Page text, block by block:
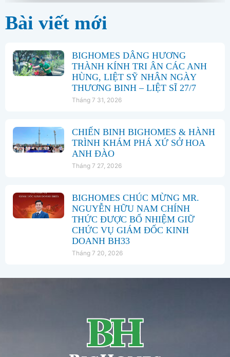
Bài viết mới
BIGHOMES DÂNG HƯƠNG
THÀNH KÍNH TRI ÂN CÁC ANH
HÙNG, LIỆT SỸ NHÂN NGÀY
THƯƠNG BINH – LIỆT SĨ 27/7
Tháng 7 31, 2026
CHIẾN BINH BIGHOMES & HÀNH
TRÌNH KHÁM PHÁ XỨ SỞ HOA
ANH ĐÀO
Tháng 7 27, 2026
BIGHOMES CHÚC MỪNG MR.
NGUYỄN HỮU NAM CHÍNH
THỨC ĐƯỢC BỔ NHIỆM GIỮ
CHỨC VỤ GIÁM ĐỐC KINH
DOANH BH33
Tháng 7 20, 2026